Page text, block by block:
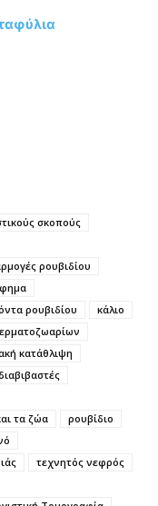
σκοπούς
ρουβιδίου
ρουβιδίου
κάλιο
κατάθλιψη
τα ζώα
ρουβίδιο
τεχνητός νεφρός